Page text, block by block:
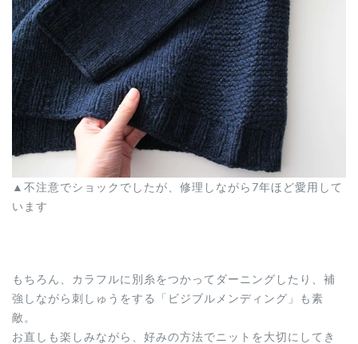
▲不注意でショックでしたが、修理しながら7年ほど愛用して
います
もちろん、カラフルに別糸をつかってダーニングしたり、補
強しながら刺しゅうをする「ビジブルメンディング」も素
敵。
お直しも楽しみながら、好みの方法でニットを大切にしてき